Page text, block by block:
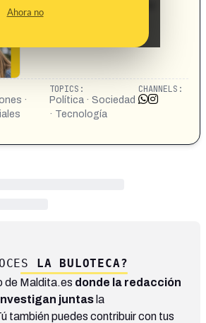
Ahora no
p/DUBKGS2CIUK/
·
TOPICS:
Política · Sociedad
· Tecnología
CHANNELS:
LA BULOTECA?
de Maldita.es donde la redacción
juntas la
también puedes contribuir con tus